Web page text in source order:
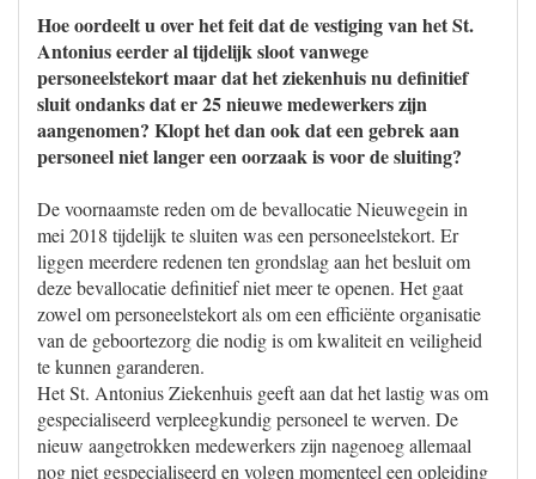
Hoe oordeelt u over het feit dat de vestiging van het St.
Antonius eerder al tijdelijk sloot vanwege
personeelstekort maar dat het ziekenhuis nu definitief
sluit ondanks dat er 25 nieuwe medewerkers zijn
aangenomen? Klopt het dan ook dat een gebrek aan
personeel niet langer een oorzaak is voor de sluiting?
De voornaamste reden om de bevallocatie Nieuwegein in
mei 2018 tijdelijk te sluiten was een personeelstekort. Er
liggen meerdere redenen ten grondslag aan het besluit om
deze bevallocatie definitief niet meer te openen. Het gaat
zowel om personeelstekort als om een efficiënte organisatie
van de geboortezorg die nodig is om kwaliteit en veiligheid
te kunnen garanderen.
Het St. Antonius Ziekenhuis geeft aan dat het lastig was om
gespecialiseerd verpleegkundig personeel te werven. De
nieuw aangetrokken medewerkers zijn nagenoeg allemaal
nog niet gespecialiseerd en volgen momenteel een opleiding